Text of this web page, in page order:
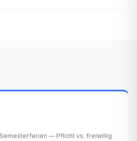
— Pflicht vs. freiwillig